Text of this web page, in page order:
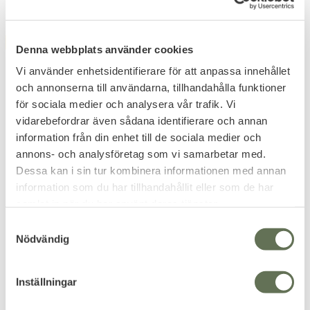
Denna webbplats använder cookies
Vi använder enhetsidentifierare för att anpassa innehållet
och annonserna till användarna, tillhandahålla funktioner
för sociala medier och analysera vår trafik. Vi
vidarebefordrar även sådana identifierare och annan
information från din enhet till de sociala medier och
annons- och analysföretag som vi samarbetar med.
Dessa kan i sin tur kombinera informationen med annan
information som du har tillhandahållit eller som de har
Nödvändig
Inställningar
Add to favorites
Norska Försvarets
279KR
Add to favorites
Max Fuchs BW Combat